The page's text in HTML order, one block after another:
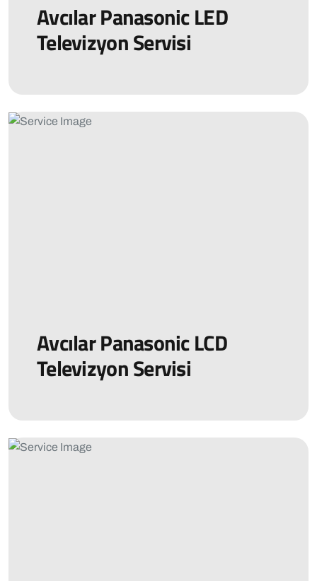
Avcılar Panasonic LED
Televizyon Servisi
Avcılar Panasonic LCD
Televizyon Servisi